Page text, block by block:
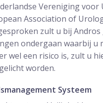
Vereniging voor
Association of
zult u bij Andros
ondergaan waarbij u
wel een risico is, zult u
worden.
Systeem